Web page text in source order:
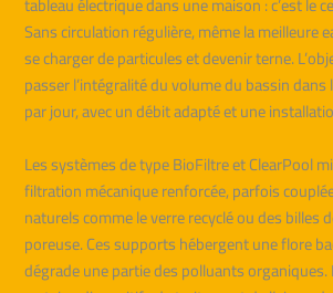
Sans circulation régulière, même la meilleure
se charger de particules et devenir terne.
passer l’intégralité du volume du bassin
par jour, avec un débit adapté et une
Les systèmes de type BioFiltre et ClearPool
filtration mécanique renforcée, parfois
naturels comme le verre recyclé ou des billes
poreuse. Ces supports hébergent une flore
dégrade une partie des polluants organiques.